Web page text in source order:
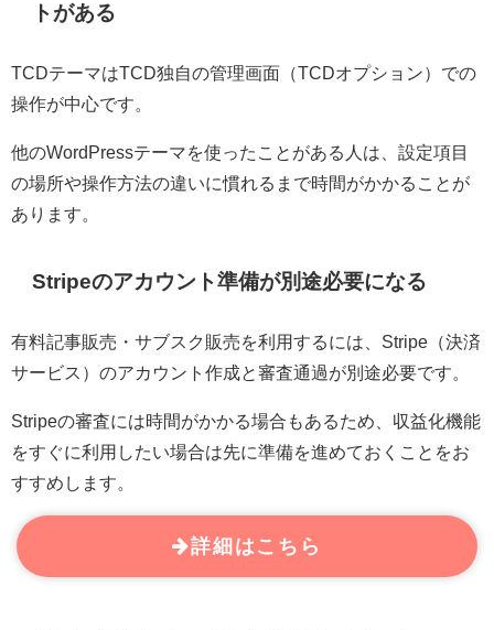
トがある
TCDテーマはTCD独自の管理画面（TCDオプション）での
操作が中心です。
他のWordPressテーマを使ったことがある人は、設定項目
の場所や操作方法の違いに慣れるまで時間がかかることが
あります。
Stripeのアカウント準備が別途必要になる
有料記事販売・サブスク販売を利用するには、Stripe（決済
サービス）のアカウント作成と審査通過が別途必要です。
Stripeの審査には時間がかかる場合もあるため、収益化機能
をすぐに利用したい場合は先に準備を進めておくことをお
すすめします。
詳細はこちら